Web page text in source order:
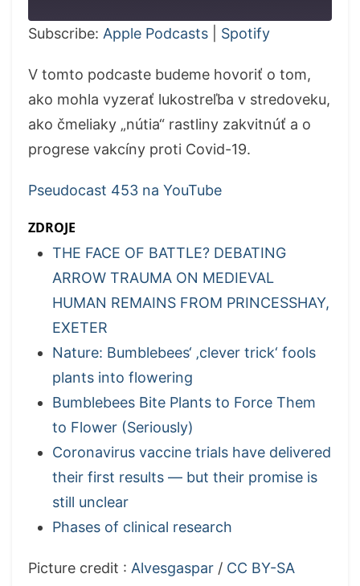
Subscribe: Apple Podcasts Spotify
V tomto podcaste budeme hovoriť o tom,
ako mohla vyzerať lukostreľba v stredoveku,
ako čmeliaky „nútia“ rastliny zakvitnúť a o
progrese vakcíny proti Covid-19.
Pseudocast 453 na YouTube
ZDROJE
THE FACE OF BATTLE? DEBATING
ARROW TRAUMA ON MEDIEVAL
HUMAN REMAINS FROM PRINCESSHAY,
EXETER
Nature: Bumblebees‘ ‚clever trick‘ fools
plants into flowering
Bumblebees Bite Plants to Force Them
to Flower (Seriously)
Coronavirus vaccine trials have delivered
their first results — but their promise is
still unclear
Phases of clinical research
Picture credit : Alvesgaspar / CC BY-SA